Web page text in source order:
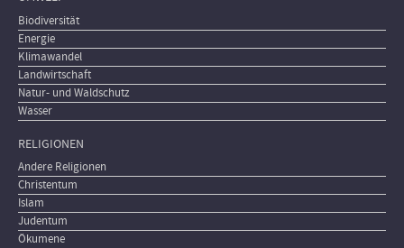
Biodiversität
Energie
Klimawandel
Landwirtschaft
Natur- und Waldschutz
Wasser
RELIGIONEN
Andere Religionen
Christentum
Islam
Judentum
Ökumene